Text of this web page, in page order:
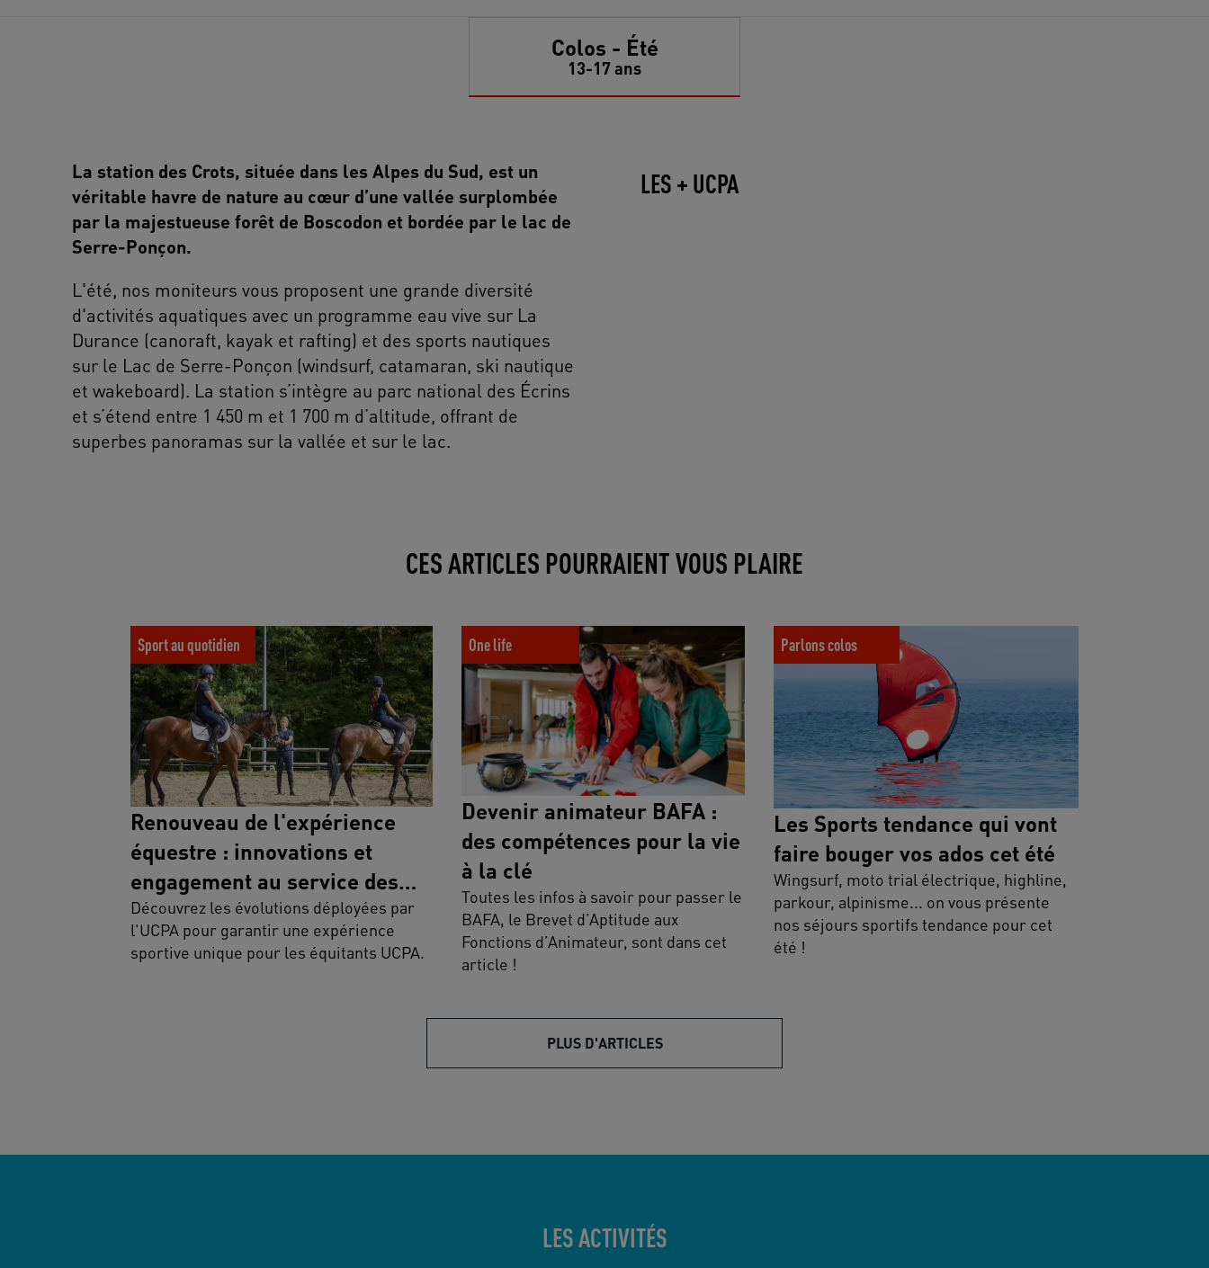
Colos - Été
13-17 ans
La station des Crots, située dans les Alpes du Sud, est un
véritable havre de nature au cœur d’une vallée surplombée
par la majestueuse forêt de Boscodon et bordée par le lac de
Serre-Ponçon.
L'été, nos moniteurs vous proposent une grande diversité
d'activités aquatiques avec un programme eau vive sur La
Durance (canoraft, kayak et rafting) et des sports nautiques
sur le Lac de Serre-Ponçon (windsurf, catamaran, ski nautique
et wakeboard). La station s’intègre au parc national des Écrins
et s’étend entre 1 450 m et 1 700 m d’altitude, offrant de
superbes panoramas sur la vallée et sur le lac.
LES + UCPA
CES ARTICLES POURRAIENT VOUS PLAIRE
engagement au service des cavaliers
Sport au quotidien
Renouveau de l'expérience
équestre : innovations et
engagement au service des
cavaliers
Découvrez les évolutions déployées par
l'UCPA pour garantir une expérience
sportive unique pour les équitants UCPA.
la vie à la clé
One life
Devenir animateur BAFA :
des compétences pour la vie
à la clé
Toutes les infos à savoir pour passer le
BAFA, le Brevet d’Aptitude aux
Fonctions d’Animateur, sont dans cet
article !
cet été
Parlons colos
Les Sports tendance qui vont
faire bouger vos ados cet été
Wingsurf, moto trial électrique, highline,
parkour, alpinisme... on vous présente
nos séjours sportifs tendance pour cet
été !
PLUS D'ARTICLES
LES ACTIVITÉS